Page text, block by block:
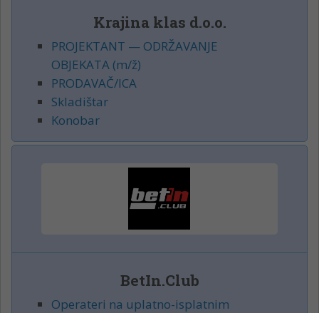
Krajina klas d.o.o.
PROJEKTANT — ODRŽAVANJE
OBJEKATA (m/ž)
PRODAVAČ/ICA
Skladištar
Konobar
BetIn.Club
Operateri na uplatno-isplatnim